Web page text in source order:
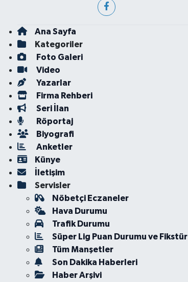
Ana Sayfa
Kategoriler
Foto Galeri
Video
Yazarlar
Firma Rehberi
Seri İlan
Röportaj
Biyografi
Anketler
Künye
İletişim
Servisler
Nöbetçi Eczaneler
Hava Durumu
Trafik Durumu
Süper Lig Puan Durumu ve Fikstür
Tüm Manşetler
Son Dakika Haberleri
Haber Arşivi